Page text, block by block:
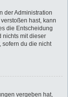
der Administration
hast, kann
die Entscheidung
nichts mit dieser
sofern du die nicht
vergeben hat,